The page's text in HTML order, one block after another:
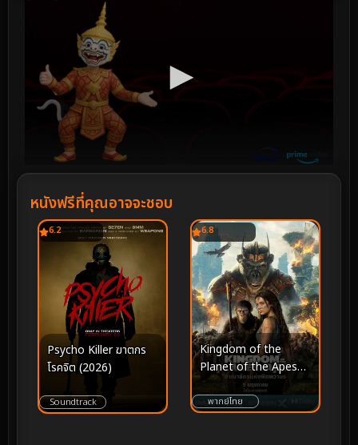
หนังฟรีที่คุณอาจจะชอบ
6.2
Psycho Killer ฆาตกร
โรคจิต (2026)
Soundtrack
6.8
Kingdom of the
Planet of the Apes
(2024) อาณาจักรแห่ง
พิภพวานร
พากย์ไทย